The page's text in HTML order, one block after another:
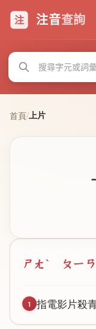
注 注音查詢
首頁/上片
ㄕㄤˋ ㄆㄧㄢ
1 指電影片殺